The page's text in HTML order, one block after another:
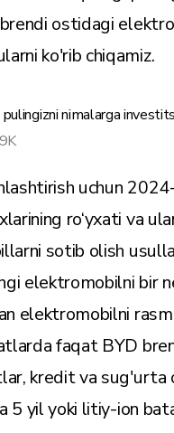
ostidagi
ko'rib chiqamiz.
nimalarga
uchun
ro‘yxati va
sotib olish
elektromobilni bir
elektromobilni
faqat BYD
kredit va
5 yil yoki litiy-ion